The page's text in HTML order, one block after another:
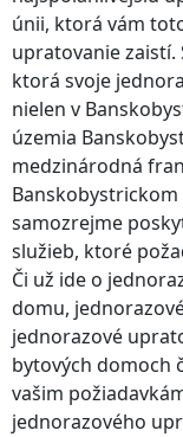
únii, ktorá vám
upratovanie
ktorá svoje
nielen v
územia
medzinárodná
Banskobystrickom
samozrejme
služieb, ktoré
Či už ide o
domu,
jednorazové
bytových domoch
vašim
jednorazového